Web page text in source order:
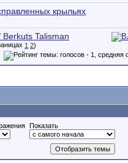
крыльях
Talisman
1 2)
Показать